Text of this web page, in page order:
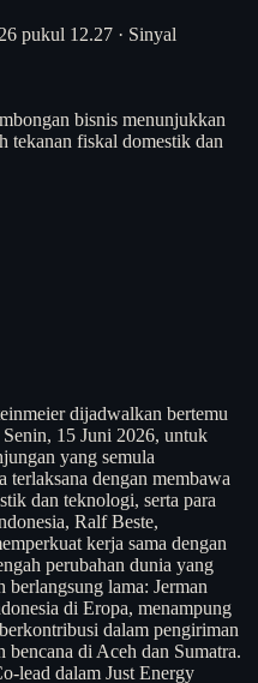
pukul 12.27 · Sinyal
bisnis menunjukkan
tekanan fiskal domestik dan
dijadwalkan bertemu
Senin, 15 Juni 2026, untuk
yang semula
dengan membawa
dan teknologi, serta para
Ralf Beste,
kerja sama dengan
perubahan dunia yang
berlangsung lama: Jerman
di Eropa, menampung
dalam pengiriman
di Aceh dan Sumatra.
lead dalam Just Energy